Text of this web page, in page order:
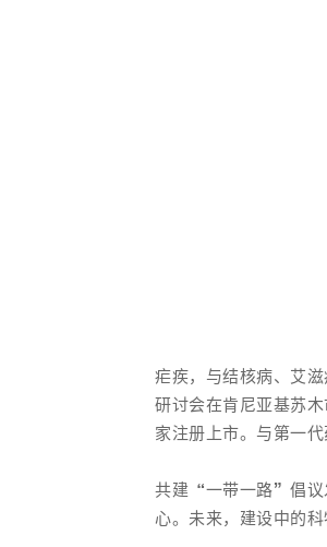
疟疾，与结核病、艾
研讨会在肯尼亚基苏
家注册上市。与第一
共建“一带一路”倡议
心。未来，建设中的